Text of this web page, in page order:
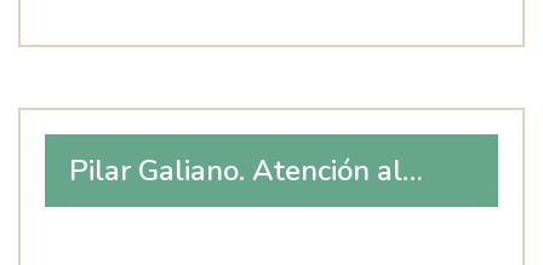
Pilar Galiano. Atención al